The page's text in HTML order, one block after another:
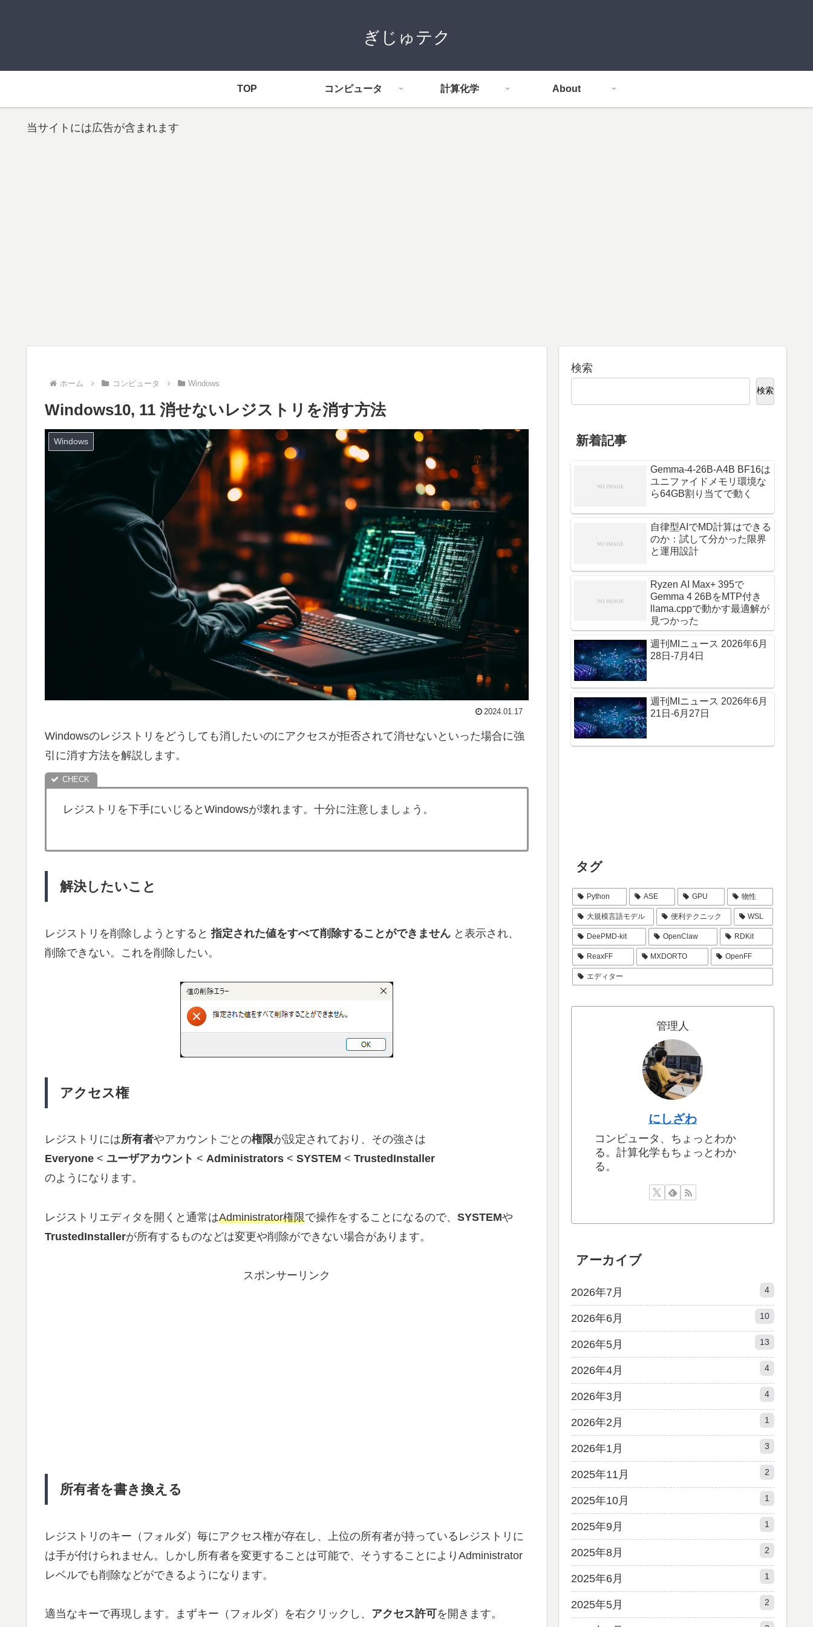
ぎじゅテク
TOP コンピュータ 計算化学 About
当サイトには広告が含まれます
ホーム コンピュータ Windows
Windows10, 11 消せないレジストリを消す方法
Windows
2024.01.17
Windowsのレジストリをどうしても消したいのにアクセスが拒否されて消せないといった場合に強
引に消す方法を解説します。
レジストリを下手にいじるとWindowsが壊れます。十分に注意しましょう。
解決したいこと
レジストリを削除しようとすると指定された値をすべて削除することができません と表示され、
削除できない。これを削除したい。
アクセス権
レジストリには所有者やアカウントごとの権限が設定されており、その強さは
Everyone < ユーザアカウント < Administrators < SYSTEM < TrustedInstaller
のようになります。
レジストリエディタを開くと通常はAdministrator権限で操作をすることになるので、 SYSTEMや
TrustedInstallerが所有するものなどは変更や削除ができない場合があります。
スポンサーリンク
所有者を書き換える
レジストリのキー（フォルダ）毎にアクセス権が存在し、上位の所有者が持っているレジストリに
は手が付けられません。しかし所有者を変更することは可能で、そうすることによりAdministrator
レベルでも削除などができるようになります。
適当なキーで再現します。まずキー（フォルダ）を右クリックし、 アクセス許可を開きます。
検索
検索
新着記事
Gemma-4-26B-A4B BF16は
ユニファイドメモリ環境な
ら64GB割り当てで動く
自律型AIでMD計算はできる
のか：試して分かった限界
と運用設計
Ryzen AI Max+ 395で
Gemma 4 26BをMTP付き
llama.cppで動かす最適解が
見つかった
週刊MIニュース 2026年6月
28日-7月4日
週刊MIニュース 2026年6月
21日-6月27日
タグ
Python ASE GPU 物性
大規模言語モデル 便利テクニック WSL
DeePMD-kit OpenClaw RDKit
ReaxFF MXDORTO OpenFF
エディター
管理人
にしざわ
コンピュータ、ちょっとわか
る。計算化学もちょっとわか
る。
アーカイブ
2026年7月 4
2026年6月 10
2026年5月 13
2026年4月 4
2026年3月 4
2026年2月 1
2026年1月 3
2025年11月 2
2025年10月 1
2025年9月 1
2025年8月 2
2025年6月 1
2025年5月 2